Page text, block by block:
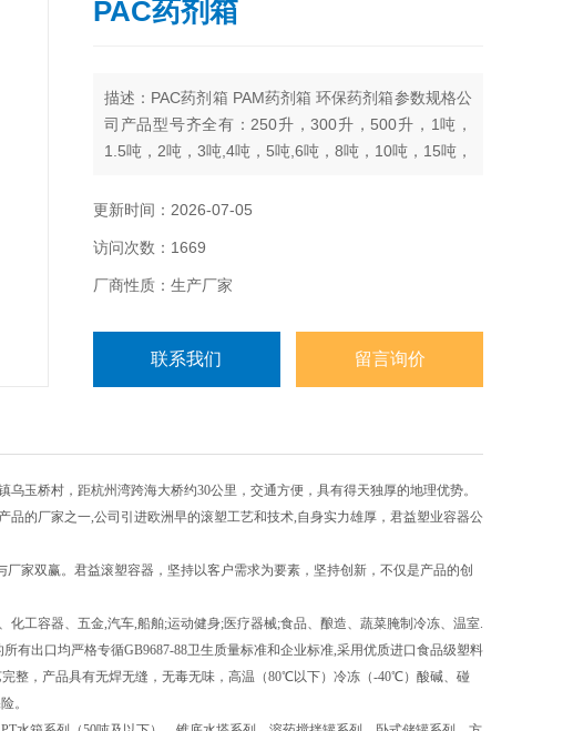
PAC药剂箱
描述：PAC药剂箱 PAM药剂箱 环保药剂箱​参数规格公
司产品型号齐全有：250升，300升，500升，1吨，
1.5吨，2吨，3吨,4吨，5吨,6吨，8吨，10吨，15吨，
更新时间：2026-07-05
访问次数：1669
厂商性质：生产厂家
联系我们 留言询价
玉桥村，距杭州湾跨海大桥约30公里，交通方便，具有得天独厚的地理优势。
的厂家之一,公司引进欧洲早的滚塑工艺和技术,自身实力雄厚，君益塑业容器公
家双赢。君益滚塑容器，坚持以客户需求为要素，坚持创新，不仅是产品的创
工容器、五金,汽车,船舶;运动健身;医疗器械;食品、酿造、蔬菜腌制冷冻、温室.
有出口均严格专循GB9687-88卫生质量标准和企业标准,采用优质进口食品级塑料
整，产品具有无焊无缝，无毒无味，高温（80℃以下）冷冻（-40℃）酸碱、碰
。